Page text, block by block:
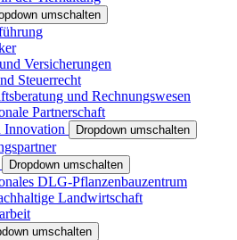
umschalten
Versicherungen
Steuerrecht
und Rechnungswesen
Partnerschaft
Innovation
Dropdown umschalten
Dropdown umschalten
DLG-Pflanzenbauzentrum
Landwirtschaft
umschalten